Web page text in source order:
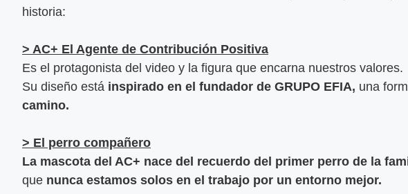
historia:
> AC+ El Agente de Contribución Positiva
Es el protagonista del video y la figura que encarna nuestros valores.
Su diseño está inspirado en el fundador de GRUPO EFIA, una
camino.
> El perro compañero
La mascota del AC+ nace del recuerdo del primer perro de la
que nunca estamos solos en el trabajo por un entorno mejor.